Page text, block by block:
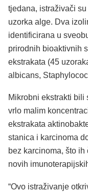
tjedana, istraživači
uzorka alge. Dva
identificirana u
prirodnih bioaktivnih
ekstrakata (45
albicans,
Mikrobni ekstrakti bili
vrlo malim
ekstrakata
stanica i karcinoma
bez karcinoma, što
novih
“Ovo istraživanje